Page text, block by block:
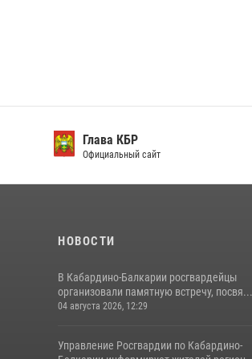
Глава КБР
Официальный сайт
НОВОСТИ
В Кабардино-Балкарии росгвардейцы
организовали памятную встречу, посвя...
04 августа 2026, 12:29
Управление Росгвардии по Кабардино-